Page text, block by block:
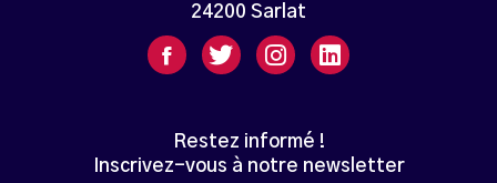
24200 Sarlat
Restez informé !
Inscrivez-vous à notre newsletter